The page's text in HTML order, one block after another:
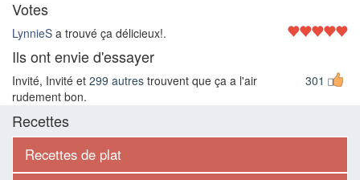
Votes
LynnieS a trouvé ça délicieux!.
Ils ont envie d'essayer
301
Invité, Invité et 299 autres trouvent que ça a l'air
rudement bon.
Recettes
Recettes de plat